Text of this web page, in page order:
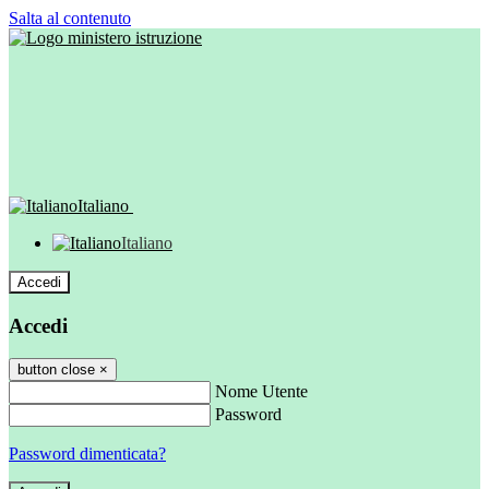
Salta al contenuto
Italiano
Italiano
Accedi
Accedi
button close ×
Nome Utente
Password
Password dimenticata?